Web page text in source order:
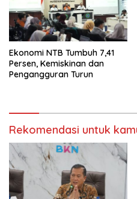
Ekonomi NTB Tumbuh 7,41
Persen, Kemiskinan dan
Pengangguran Turun
Rekomendasi untuk